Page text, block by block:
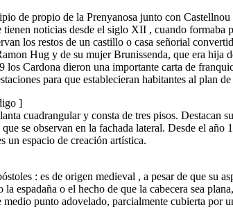
de propio de la Prenyanosa junto con Castellnou
noticias desde el siglo XII , cuando formaba
los restos de un castillo o casa señorial
Hug y de su mujer Brunissenda, que era hija
los Cardona dieron una importante carta de
para que establecieran habitantes al plan
]
cuadrangular y consta de tres pisos. Destacan
se observan en la fachada lateral. Desde el año
un espacio de creación artística.
: es de origen medieval , a pesar de que su
espadaña o el hecho de que la cabecera sea
medio punto adovelado, parcialmente cubierta por